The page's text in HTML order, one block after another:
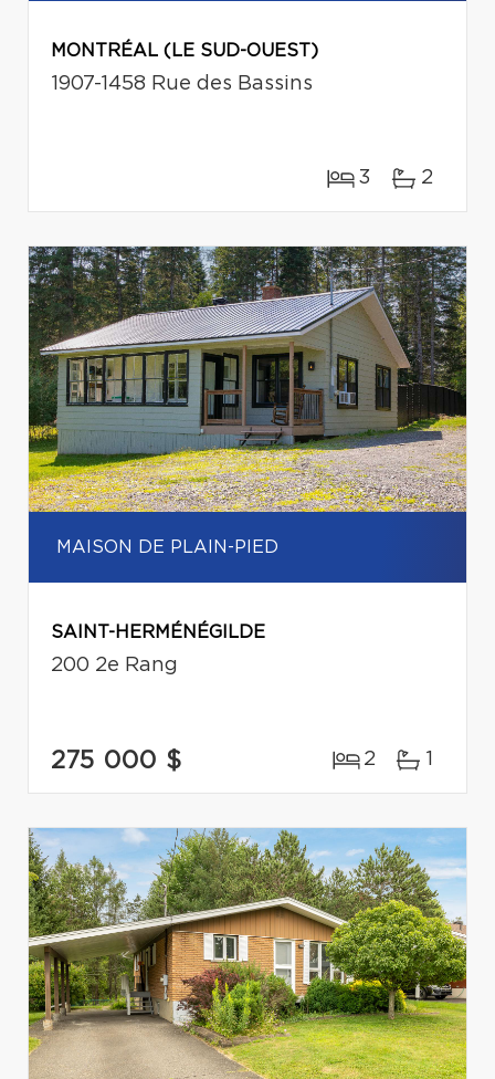
MONTRÉAL (LE SUD-OUEST)
1907-1458 Rue des Bassins
3 2
MAISON DE PLAIN-PIED
SAINT-HERMÉNÉGILDE
200 2e Rang
275 000 $ 2 1